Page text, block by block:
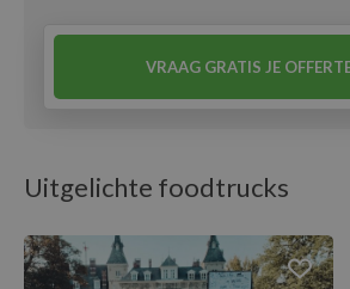
VRAAG GRATIS JE
Uitgelichte foodtrucks